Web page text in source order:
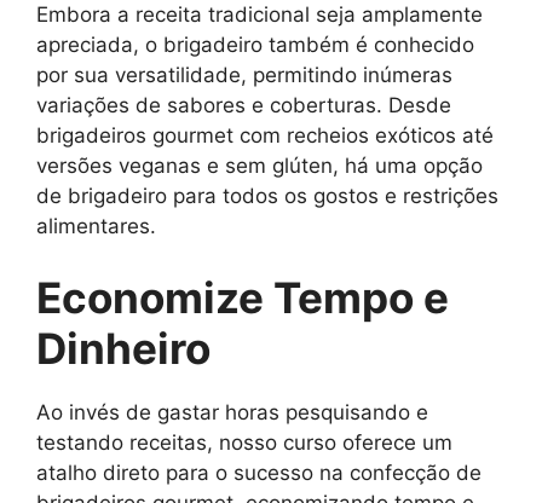
Embora a receita tradicional seja amplamente
apreciada, o brigadeiro também é conhecido
por sua versatilidade, permitindo inúmeras
variações de sabores e coberturas. Desde
brigadeiros gourmet com recheios exóticos até
versões veganas e sem glúten, há uma opção
de brigadeiro para todos os gostos e restrições
alimentares.
Economize Tempo e
Dinheiro
Ao invés de gastar horas pesquisando e
testando receitas, nosso curso oferece um
atalho direto para o sucesso na confecção de